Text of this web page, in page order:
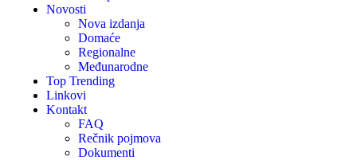
Novosti
Nova izdanja
Domaće
Regionalne
Međunarodne
Top Trending
Linkovi
Kontakt
FAQ
Rečnik pojmova
Dokumenti